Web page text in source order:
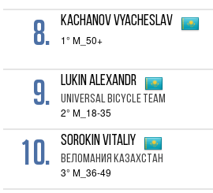
8. KACHANOV Vyacheslav
1° M_50+
9. Lukin Alexandr
Universal Bicycle Team
2° M_18-35
10. Sorokin Vitaliy
Веломания Казахстан
3° M_36-49